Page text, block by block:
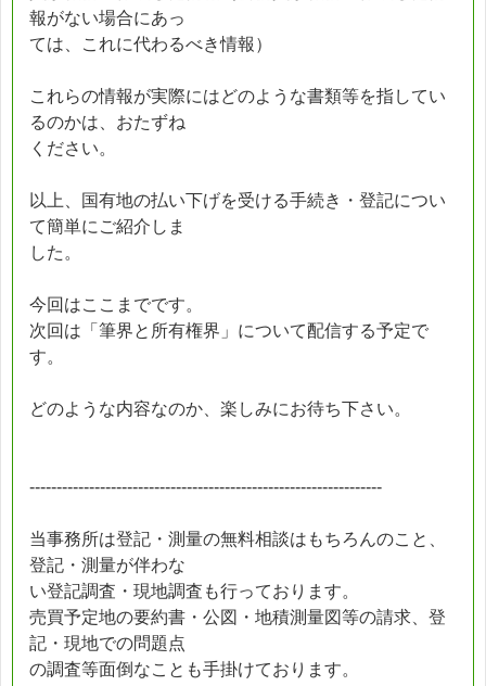
報がない場合にあっ
ては、これに代わるべき情報）
これらの情報が実際にはどのような書類等を指してい
るのかは、おたずね
ください。
以上、国有地の払い下げを受ける手続き・登記につい
て簡単にご紹介しま
した。
今回はここまでです。
次回は「筆界と所有権界」について配信する予定で
す。
どのような内容なのか、楽しみにお待ち下さい。
-----------------------------------------------------------------
当事務所は登記・測量の無料相談はもちろんのこと、
登記・測量が伴わな
い登記調査・現地調査も行っております。
売買予定地の要約書・公図・地積測量図等の請求、登
記・現地での問題点
の調査等面倒なことも手掛けております。